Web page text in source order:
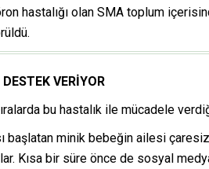
hastalığı olan SMA toplum
VERİYOR
bu hastalık ile mücadele
başlatan minik bebeğin ailesi
Kısa bir süre önce de sosyal